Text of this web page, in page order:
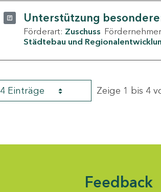
Unterstützung
Förderart: Zuschuss
Städtebau und
4 Einträge Zeige 1 bis 4
Feedback